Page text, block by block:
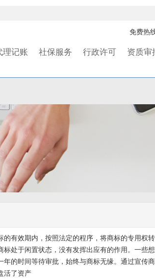
理记账 社保服务 行政许可 资质审
免费热
有效期内，按照法定的程序，将商标的专用权
处于闲置状态，没有发挥出应有的作用。一些
的时间等待审批，始终与商标无缘。通过宣传
活了资产